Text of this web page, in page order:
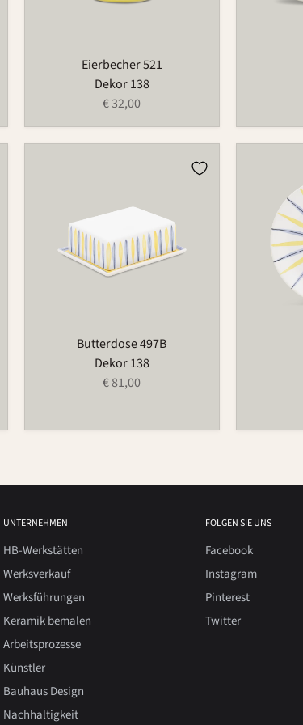
Eierbecher 521
Dekor 138
€ 32,00
Butterdose 497B
Dekor 138
€ 81,00
UNTERNEHMEN
HB-Werkstätten
Werksverkauf
Werksführungen
Keramik bemalen
Arbeitsprozesse
Künstler
Bauhaus Design
Nachhaltigkeit
FOLGEN SIE UNS
Facebook
Instagram
Pinterest
Twitter